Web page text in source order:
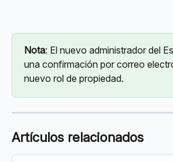
Nota: El nuevo administrador del
una confirmación por correo
nuevo rol de propiedad.
Artículos relacionados